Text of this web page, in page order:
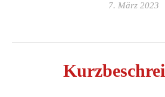
7. März 2023